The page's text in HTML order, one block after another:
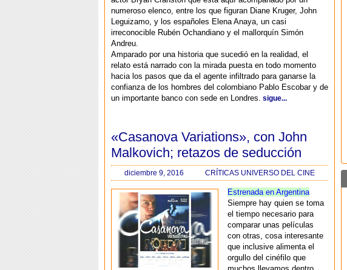
numeroso elenco, entre los que figuran Diane Kruger, John
Leguizamo, y los españoles Elena Anaya, un casi
irreconocible Rubén Ochandiano y el mallorquín Simón
Andreu.
Amparado por una historia que sucedió en la realidad, el
relato está narrado con la mirada puesta en todo momento
hacia los pasos que da el agente infiltrado para ganarse la
confianza de los hombres del colombiano Pablo Escobar y de
un importante banco con sede en Londres. sigue...
«Casanova Variations», con John
Malkovich; retazos de seducción
diciembre 9, 2016 CRÍTICAS UNIVERSO DEL CINE
Estrenada en Argentina
Siempre hay quien se toma
el tiempo necesario para
comparar unas películas
con otras, cosa interesante
que inclusive alimenta el
orgullo del cinéfilo que